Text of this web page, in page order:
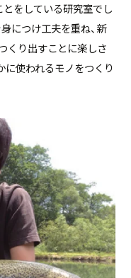
とをしている研究室でし
につけ工夫を重ね、新
くり出すことに楽しさ
に使われるモノをつくり